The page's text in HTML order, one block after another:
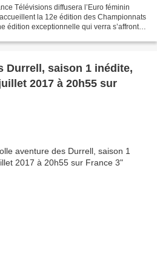
Télévisions diffusera l’Euro féminin
la 12e édition des Championnats
édition exceptionnelle qui verra s’affronter
Durrell, saison 1 inédite,
2017 à 20h55 sur